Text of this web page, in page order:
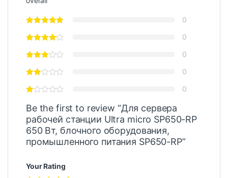
0
0
0
0
0
Be the first to review “Для сервера
рабочей станции Ultra micro SP650-RP
650 Вт, блочного оборудования,
промышленного питания SP650-RP”
Your Rating